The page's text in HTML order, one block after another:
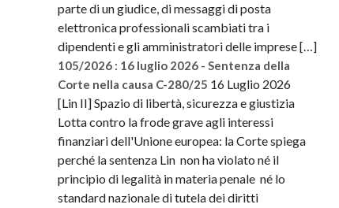
parte di un giudice, di messaggi di posta
elettronica professionali scambiati tra i
dipendenti e gli amministratori delle imprese […]
105/2026 : 16 luglio 2026 - Sentenza della
Corte nella causa C-280/25 16 Luglio 2026
[Lin II] Spazio di libertà, sicurezza e giustizia
Lotta contro la frode grave agli interessi
finanziari dell'Unione europea: la Corte spiega
perché la sentenza Lin non ha violato né il
principio di legalità in materia penale né lo
standard nazionale di tutela dei diritti